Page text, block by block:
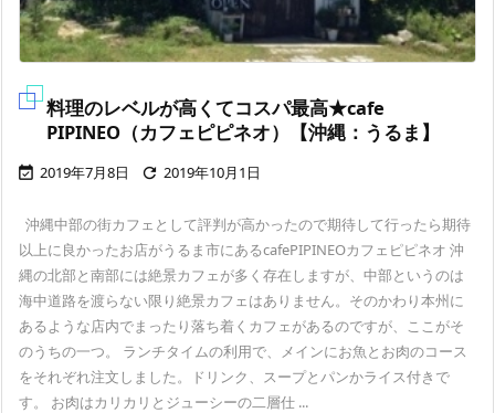
料理のレベルが高くてコスパ最高★cafe
PIPINEO（カフェピピネオ）【沖縄：うるま】
 2019年7月8日  2019年10月1日
沖縄中部の街カフェとして評判が高かったので期待して行ったら期待
以上に良かったお店がうるま市にあるcafePIPINEOカフェピピネオ 沖
縄の北部と南部には絶景カフェが多く存在しますが、中部というのは
海中道路を渡らない限り絶景カフェはありません。そのかわり本州に
あるような店内でまったり落ち着くカフェがあるのですが、ここがそ
のうちの一つ。 ランチタイムの利用で、メインにお魚とお肉のコース
をそれぞれ注文しました。ドリンク、スープとパンかライス付きで
す。 お肉はカリカリとジューシーの二層仕 ...